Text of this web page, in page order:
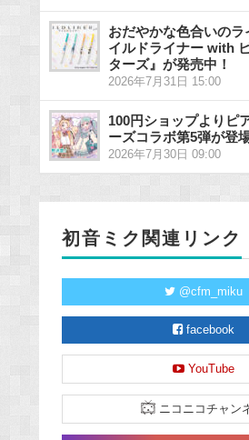
おだやかな色合いの
イルドライナー with
ターズ』が発売中！
2026年7月31日 15:00
100円ショップよりピ
ーズコラボ第5弾が登
2026年7月30日 09:00
初音ミク関連リンク
@cfm_miku
facebook
YouTube
ニコニコチャン